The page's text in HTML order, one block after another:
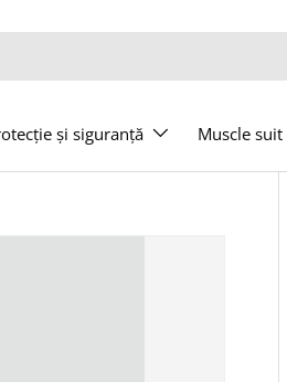
și siguranță Muscle suit